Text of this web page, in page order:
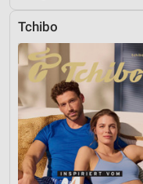
Tchibo
Analyse von
Kombinationen von
Quellen
Entwicklung und
Verwendung
Inhalten
IAB-Besonderheiten: